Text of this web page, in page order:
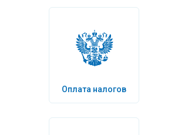
Оплата налогов